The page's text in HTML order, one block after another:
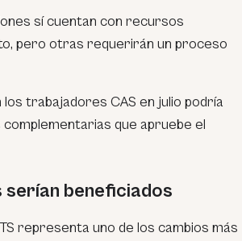
sí cuentan con recursos
pero otras requerirán un proceso
trabajadores CAS en julio podría
que apruebe el
beneficiados
representa uno de los cambios más